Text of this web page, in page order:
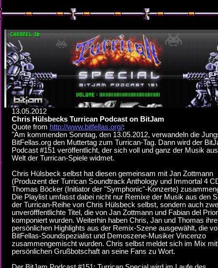
13.05.2012
Chris Hülsbecks Turrican Podcast on BitJam
Quote from http://www.bitfellas.org/:
"Am kommenden Sonntag, den 13.05.2012, verwandeln die
BitFellas.org den Muttertag zum Turrican-Tag. Dann wird der
Podcast #151 veröffentlicht, der sich voll und ganz der Musik
Welt der Turrican-Spiele widmet.
Chris Hülsbeck selbst hat diesen gemeinsam mit Jan Zottmann
(Produzent der Turrican Soundtrack Anthology und Immortal 4
Thomas Böcker (Initiator der "Symphonic"-Konzerte)
Die Playlist umfasst dabei nicht nur Remixe der Musik aus den
der Turrican-Reihe von Chris Hülsbeck selbst, sondern auch
unveröfffentlichte Titel, die von Jan Zottmann und Fabian del
komponiert wurden. Weiterhin haben Chris, Jan und Thomas ihre
persönlichen Highlights aus der Remix-Szene ausgewählt, die
BitFellas-Soundspezialist und Demoszene-Musiker Vincenzo
zusammengemischt wurden. Chris selbst meldet sich im Mix
persönlichen Grußbotschaft an seine Fans zu Wort.